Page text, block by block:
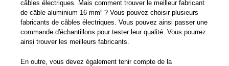
câbles électriques. Mais comment trouver le meilleur fabricant
de câble aluminium 16 mm² ? Vous pouvez choisir plusieurs
fabricants de câbles électriques. Vous pouvez ainsi passer une
commande d'échantillons pour tester leur qualité. Vous pourrez
ainsi trouver les meilleurs fabricants.
En outre, vous devez également tenir compte de la